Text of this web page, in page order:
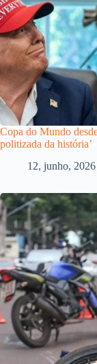
Copa do Mundo
politizada da história’
12, junho, 2026